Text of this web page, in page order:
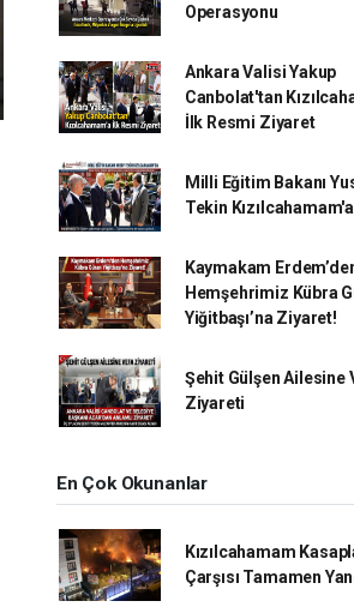
Operasyonu
Ankara Valisi Yakup
Canbolat'tan
İlk Resmi Ziyaret
Milli Eğitim Bakanı
Tekin
Kaymakam
Hemşehrimiz Kübra
Yiğitbaşı’na Ziyaret!
Şehit Gülşen Ailesine
Ziyareti
En Çok Okunanlar
Kızılcahamam
Çarşısı Tamamen